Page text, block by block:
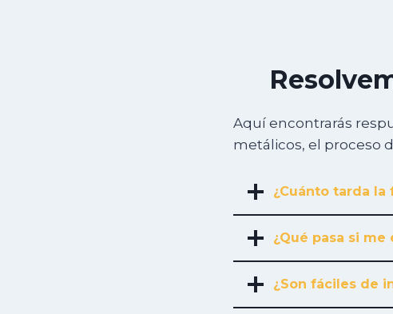
Aquí encontrarás
metálicos, el proceso
¿Cuánto tarda la
¿Qué pasa si
¿Son fáciles de